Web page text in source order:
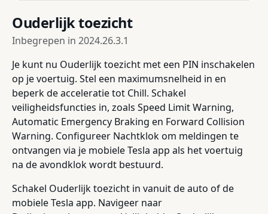
Ouderlijk toezicht
Inbegrepen in 2024.26.3.1
Je kunt nu Ouderlijk toezicht met een PIN inschakelen
op je voertuig. Stel een maximumsnelheid in en
beperk de acceleratie tot Chill. Schakel
veiligheidsfuncties in, zoals Speed Limit Warning,
Automatic Emergency Braking en Forward Collision
Warning. Configureer Nachtklok om meldingen te
ontvangen via je mobiele Tesla app als het voertuig
na de avondklok wordt bestuurd.
Schakel Ouderlijk toezicht in vanuit de auto of de
mobiele Tesla app. Navigeer naar